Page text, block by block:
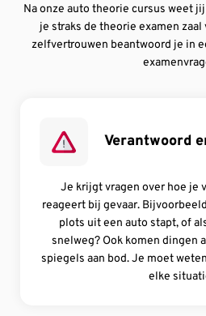
Na onze auto theorie cursus weet
je straks de theorie examen zaal
zelfvertrouwen beantwoord je in
Verantwoord
Je krijgt vragen over hoe je
reageert bij gevaar.
plots uit een auto stapt, of
snelweg? Ook komen dingen
spiegels aan bod. Je moet
elke